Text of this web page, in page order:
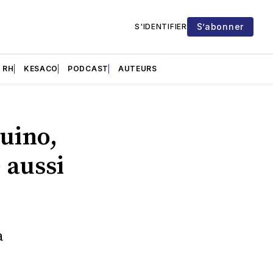
S'IDENTIFIER S’abonner
RH KESACO PODCAST AUTEURS